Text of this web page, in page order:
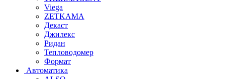
Viega
ZETKAMA
Декаст
Джилекс
Ридан
Тепловодомер
Формат
Автоматика